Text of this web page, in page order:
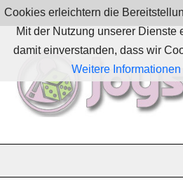
Skip
to
content
JoystickZ
Cookies erleichtern die
Mit der Nutzung unserer Dienste
damit einverstanden, dass wir
Weitere Informationen